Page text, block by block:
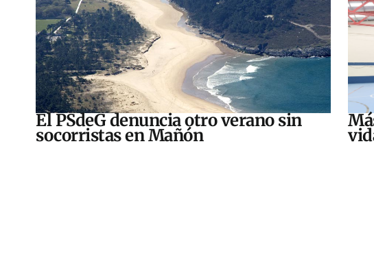
El PSdeG denuncia otro verano sin
socorristas en Mañón